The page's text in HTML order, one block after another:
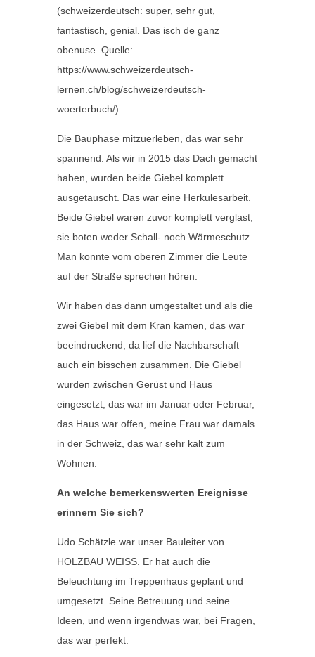
(schweizerdeutsch: super, sehr gut,
fantastisch, genial. Das isch de ganz
obenuse. Quelle:
https://www.schweizerdeutsch-
lernen.ch/blog/schweizerdeutsch-
woerterbuch/).
Die Bauphase mitzuerleben, das war sehr
spannend. Als wir in 2015 das Dach gemacht
haben, wurden beide Giebel komplett
ausgetauscht. Das war eine Herkulesarbeit.
Beide Giebel waren zuvor komplett verglast,
sie boten weder Schall- noch Wärmeschutz.
Man konnte vom oberen Zimmer die Leute
auf der Straße sprechen hören.
Wir haben das dann umgestaltet und als die
zwei Giebel mit dem Kran kamen, das war
beeindruckend, da lief die Nachbarschaft
auch ein bisschen zusammen. Die Giebel
wurden zwischen Gerüst und Haus
eingesetzt, das war im Januar oder Februar,
das Haus war offen, meine Frau war damals
in der Schweiz, das war sehr kalt zum
Wohnen.
An welche bemerkenswerten Ereignisse
erinnern Sie sich?
Udo Schätzle war unser Bauleiter von
HOLZBAU WEISS. Er hat auch die
Beleuchtung im Treppenhaus geplant und
umgesetzt. Seine Betreuung und seine
Ideen, und wenn irgendwas war, bei Fragen,
das war perfekt.